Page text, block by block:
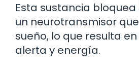
Esta sustancia
un neurotransmisor
sueño, lo que resulta
alerta y energía.